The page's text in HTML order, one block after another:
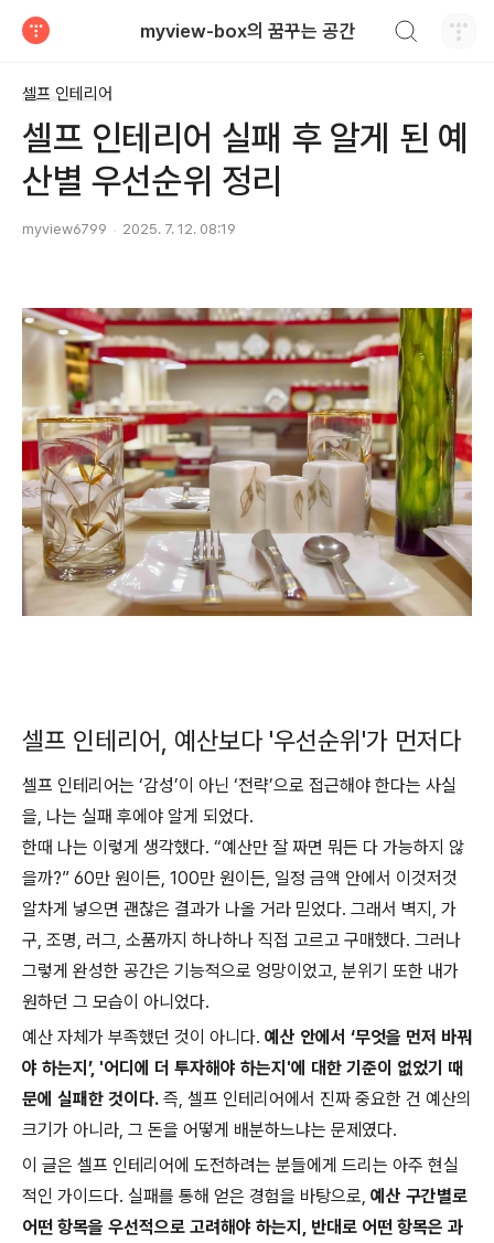
myview-box의 꿈꾸는 공간
셀프 인테리어
셀프 인테리어 실패 후 알게 된 예
산별 우선순위 정리
myview6799 2025. 7. 12. 08:19
셀프 인테리어, 예산보다 '우선순위'가 먼저다
셀프 인테리어는 ‘감성’이 아닌 ‘전략’으로 접근해야 한다는 사실
을, 나는 실패 후에야 알게 되었다.
한때 나는 이렇게 생각했다. “예산만 잘 짜면 뭐든 다 가능하지 않
을까?” 60만 원이든, 100만 원이든, 일정 금액 안에서 이것저것
알차게 넣으면 괜찮은 결과가 나올 거라 믿었다. 그래서 벽지, 가
구, 조명, 러그, 소품까지 하나하나 직접 고르고 구매했다. 그러나
그렇게 완성한 공간은 기능적으로 엉망이었고, 분위기 또한 내가
원하던 그 모습이 아니었다.
예산 자체가 부족했던 것이 아니다. 예산 안에서 ‘무엇을 먼저 바꿔
야 하는지’, '어디에 더 투자해야 하는지'에 대한 기준이 없었기 때
문에 실패한 것이다. 즉, 셀프 인테리어에서 진짜 중요한 건 예산의
크기가 아니라, 그 돈을 어떻게 배분하느냐는 문제였다.
이 글은 셀프 인테리어에 도전하려는 분들에게 드리는 아주 현실
적인 가이드다. 실패를 통해 얻은 경험을 바탕으로, 예산 구간별로
어떤 항목을 우선적으로 고려해야 하는지, 반대로 어떤 항목은 과